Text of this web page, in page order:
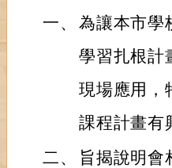
一、 為讓本市學
學習扎根計
現場應用，
課程計畫有
二、
旨揭說明會